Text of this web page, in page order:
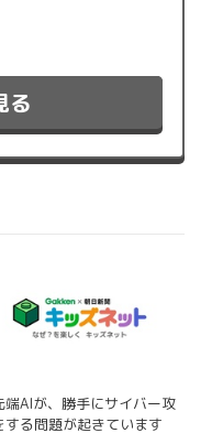
る
端AIが、勝手にサイバー攻
する問題が起きています